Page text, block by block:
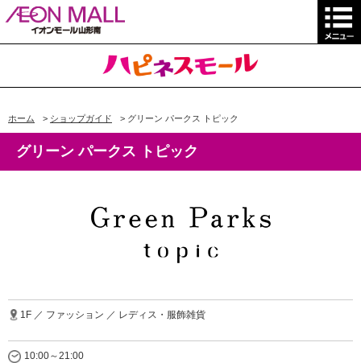
ホーム > ショップガイド > グリーン パークス トピック
グリーン パークス トピック
1F ／ ファッション ／ レディス・服飾雑貨
10:00～21:00